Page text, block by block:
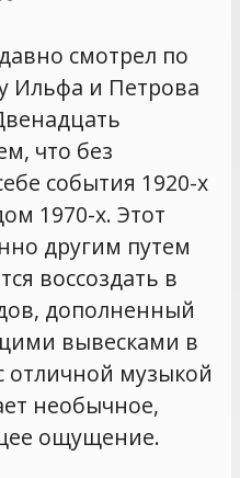
смотрел по
Ильфа и Петрова
что без
события 1920-х
1970-х. Этот
другим путем
воссоздать в
дополненный
вывесками в
отличной музыкой
необычное,
ощущение.